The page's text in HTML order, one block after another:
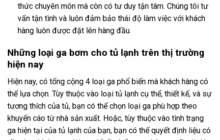
thức chuyên môn mà còn có tư duy tận tâm. Chúng tôi tư
vấn tận tình và luôn đảm bảo thái độ làm việc với khách
hàng luôn được đặt lên hàng đầu.
Những loại ga bơm cho tủ lạnh trên thị trường
hiện nay
Hiện nay, có tổng cộng 4 loại ga phổ biến mà khách hàng có
thể lựa chọn. Tùy thuộc vào loại tủ lạnh cụ thể, thiết kế, và sự
tương thích của tủ, bạn có thể chọn loại ga phù hợp theo
khuyến cáo từ nhà sản xuất. Hoặc, tùy thuộc vào tình trạng
ga hiện tại của tủ lạnh của bạn, bạn có thể quyết định liệu có